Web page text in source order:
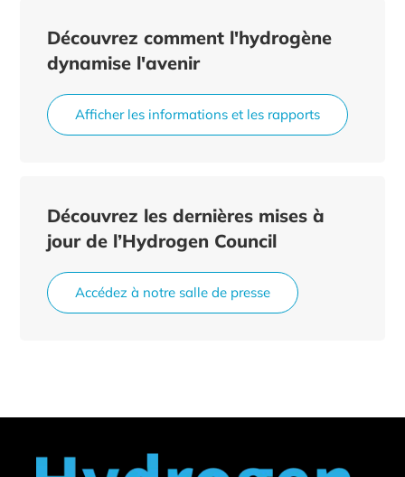
Découvrez comment l'hydrogène
dynamise l'avenir
Afficher les informations et les rapports
Découvrez les dernières mises à
jour de l’Hydrogen Council
Accédez à notre salle de presse